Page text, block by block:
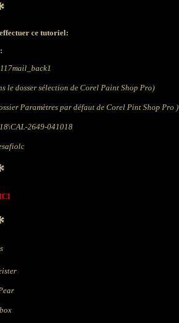
ce tutoriel:
le dosser sélection de Corel Paint Shop Pro)
Paramètres par défaut de Corel Pint Shop Pro )
2649-041018